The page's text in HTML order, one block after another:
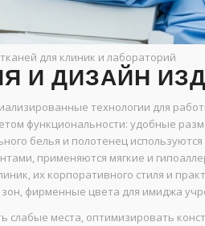
для клиник и лабораторий
И ДИЗАЙН
технологии для
функциональности: удобные
белья и полотенец
применяются мягкие и
их корпоративного стиля и
фирменные цвета для имиджа
места, оптимизировать